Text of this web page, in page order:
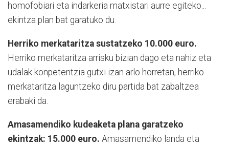
homofobiari eta indarkeria matxistari aurre egiteko...
ekintza plan bat garatuko du.
Herriko merkataritza sustatzeko 10.000 euro.
Herriko merkataritza arrisku bizian dago eta nahiz eta
udalak konpetentzia gutxi izan arlo horretan, herriko
merkataritza laguntzeko diru partida bat zabaltzea
erabaki da.
Amasamendiko kudeaketa plana garatzeko
ekintzak: 15.000 euro. Amasamendiko landa eta